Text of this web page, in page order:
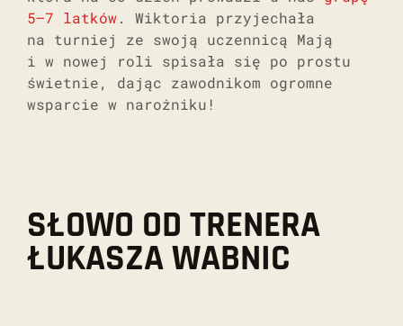
5–7 latków. Wiktoria przyjechała
na turniej ze swoją uczennicą Mają
i w nowej roli spisała się po prostu
świetnie, dając zawodnikom ogromne
wsparcie w narożniku!
SŁOWO OD TRENERA
ŁUKASZA WABNIC